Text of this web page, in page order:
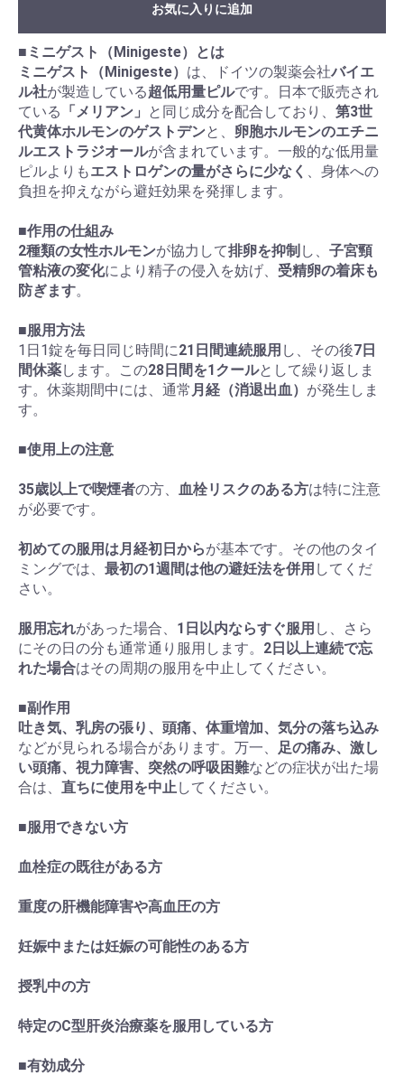
お気に入りに追加
■ ミニゲスト（Minigeste）とは
ミニゲスト（Minigeste） は、ドイツの製薬会社バイエ
ル社が製造している超低用量ピルです。日本で販売され
ている 「メリアン」 と同じ成分を配合しており、 第3世
代黄体ホルモンのゲストデンと、 卵胞ホルモンのエチニ
ルエストラジオールが含まれています。一般的な低用量
ピルよりもエストロゲンの量がさらに少なく 、身体への
負担を抑えながら避妊効果を発揮します。
■作用の仕組み
2種類の女性ホルモンが協力して排卵を抑制 し、 子宮頸
管粘液の変化により精子の侵入を妨げ、 受精卵の着床も
防ぎます。
■服用方法
1日1錠を毎日同じ時間に21日間連続服用 し、その後7日
間休薬します。この28日間を1クールとして繰り返しま
す。休薬期間中には、通常 月経（消退出血） が発生しま
す。
■使用上の注意
35歳以上で喫煙者の方、 血栓リスクのある方は特に注意
が必要です。
初めての服用は月経初日からが基本です。その他のタイ
ミングでは、 最初の1週間は他の避妊法を併用 してくだ
さい。
服用忘れがあった場合、 1日以内ならすぐ服用 し、さら
にその日の分も通常通り服用します。 2日以上連続で忘
れた場合はその周期の服用を中止してください。
■副作用
吐き気、乳房の張り、頭痛、体重増加、気分の落ち込み
などが見られる場合があります。万一、 足の痛み、激し
い頭痛、視力障害、突然の呼吸困難などの症状が出た場
合は、 直ちに使用を中止してください。
■服用できない方
血栓症の既往がある方
重度の肝機能障害や高血圧の方
妊娠中または妊娠の可能性のある方
授乳中の方
特定のC型肝炎治療薬を服用している方
■有効成分